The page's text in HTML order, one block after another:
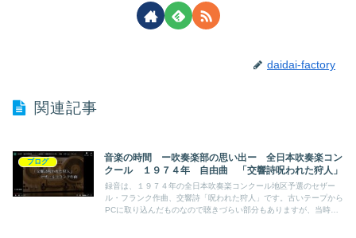
daidai-factory
関連記事
ブログ
音楽の時間 ー吹奏楽部の思い出ー 全日本吹奏楽コン
クール １９７４年 自由曲 「交響詩呪われた狩人」
録音は、１９７４年の全日本吹奏楽コンクール地区予選のセザー
ル・フランク作曲、交響詩「呪われた狩人」です。古いテープから
PCに取り込んだものなので聴きづらい部分もありますが、当時の